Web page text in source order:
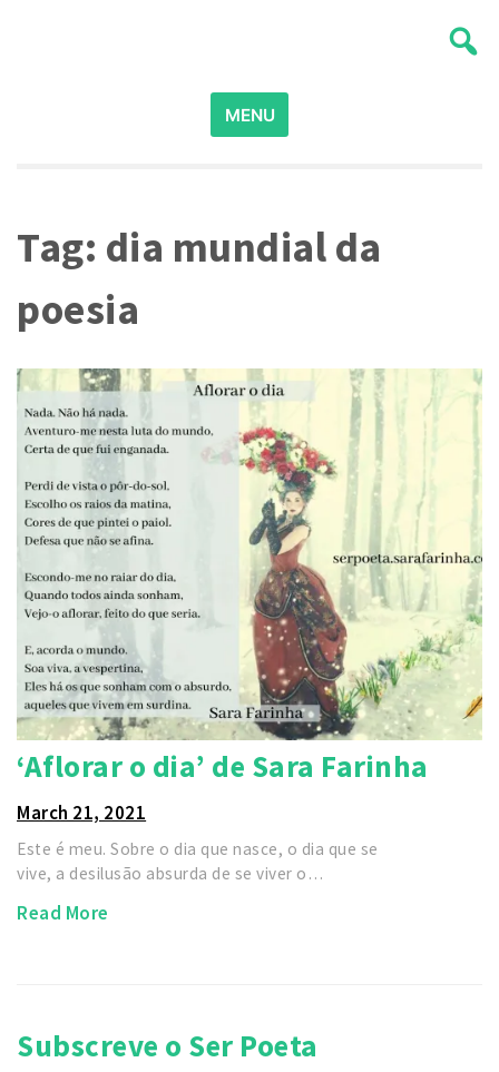
Search
for:
MENU
Tag: dia mundial da
poesia
‘Aflorar o dia’ de Sara Farinha
March 21, 2021
Este é meu. Sobre o dia que nasce, o dia que se
vive, a desilusão absurda de se viver o…
Read More
Subscreve o Ser Poeta